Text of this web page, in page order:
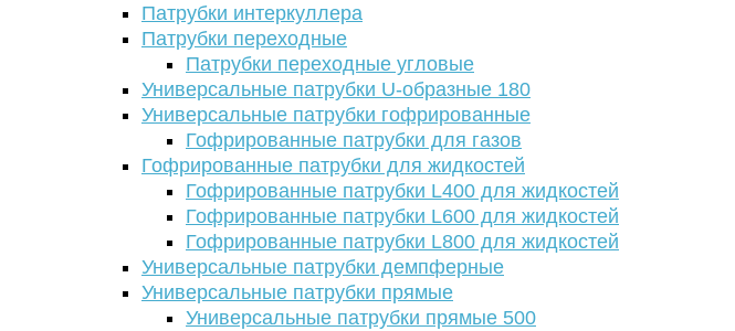
Патрубки интеркуллера
Патрубки переходные
Патрубки переходные угловые
Универсальные патрубки U-образные 180
Универсальные патрубки гофрированные
Гофрированные патрубки для газов
Гофрированные патрубки для жидкостей
Гофрированные патрубки L400 для жидкостей
Гофрированные патрубки L600 для жидкостей
Гофрированные патрубки L800 для жидкостей
Универсальные патрубки демпферные
Универсальные патрубки прямые
Универсальные патрубки прямые 500